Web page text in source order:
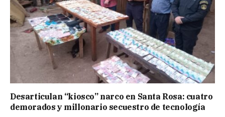
Desarticulan “kiosco” narco en Santa Rosa: cuatro
demorados y millonario secuestro de tecnología